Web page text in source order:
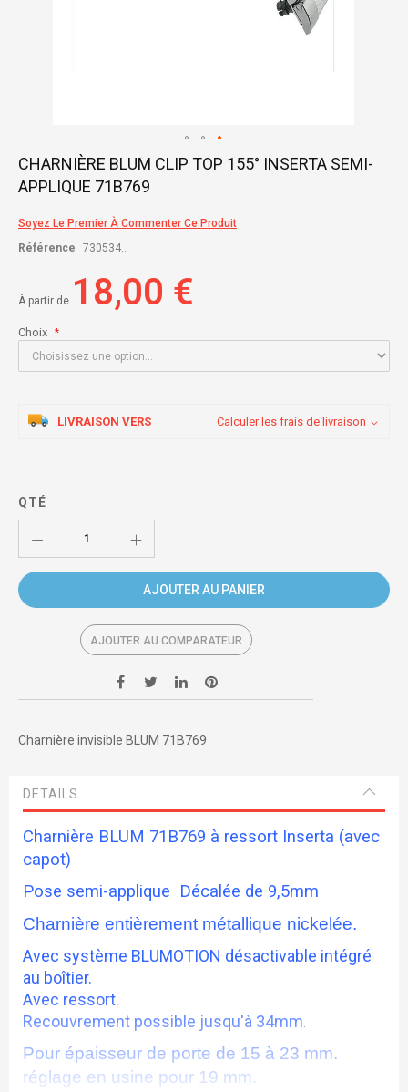
Skip
the
of
images
CHARNIÈRE BLUM CLIP TOP 155° INSERTA SEMI-
APPLIQUE 71B769
Soyez Le Premier À Commenter Ce Produit
Référence
730534..
À partir de 18,00 €
Choix
LIVRAISON VERS Calculer les frais de livraison
QTÉ
AJOUTER AU PANIER
AJOUTER AU COMPARATEUR
Charnière invisible BLUM 71B769
DETAILS
Charnière BLUM 71B769 à ressort Inserta (avec
capot)
Pose semi-applique Décalée de 9,5mm
Charnière entièrement métallique nickelée.
Avec système BLUMOTION désactivable intégré
au boîtier.
Avec ressort.
Recouvrement possible jusqu'à 34mm
Pour épaisseur de porte de 15 à 23 mm.
réglage en usine pour 19 mm.